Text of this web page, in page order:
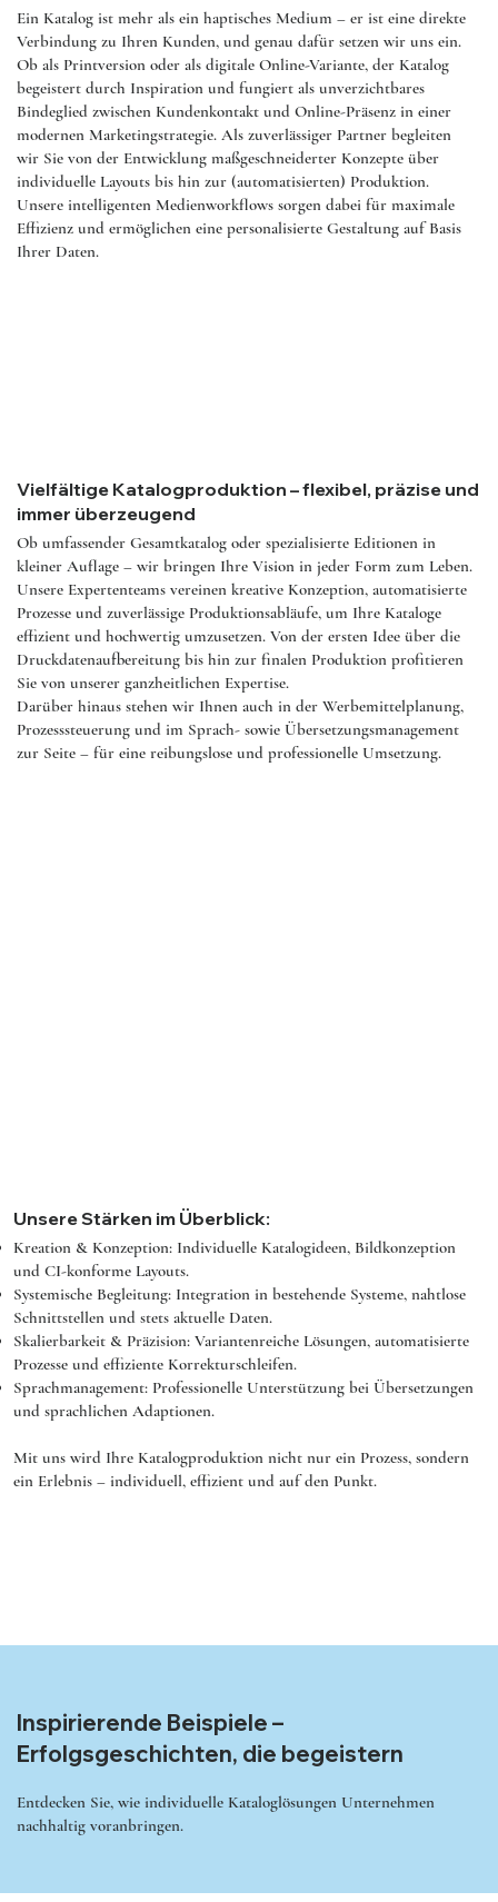
Entdecken Sie, wie individuelle Kataloglösungen Unternehmen
nachhaltig voranbringen.
Inspirierende Beispiele –
Erfolgsgeschichten, die begeistern
Ein Katalog ist mehr als ein haptisches Medium – er ist eine direkte
Verbindung zu Ihren Kunden, und genau dafür setzen wir uns ein.
Ob als Printversion oder als digitale Online-Variante, der Katalog
begeistert durch Inspiration und fungiert als unverzichtbares
Bindeglied zwischen Kundenkontakt und Online-Präsenz in einer
modernen Marketingstrategie. Als zuverlässiger Partner begleiten
wir Sie von der Entwicklung maßgeschneiderter Konzepte über
individuelle Layouts bis hin zur (automatisierten) Produktion.
Unsere intelligenten Medienworkflows sorgen dabei für maximale
Effizienz und ermöglichen eine personalisierte Gestaltung auf Basis
Ihrer Daten.
Vielfältige Katalogproduktion – flexibel, präzise und
immer überzeugend
Ob umfassender Gesamtkatalog oder spezialisierte Editionen in
kleiner Auflage – wir bringen Ihre Vision in jeder Form zum Leben.
Unsere Expertenteams vereinen kreative Konzeption, automatisierte
Prozesse und zuverlässige Produktionsabläufe, um Ihre Kataloge
effizient und hochwertig umzusetzen. Von der ersten Idee über die
Druckdatenaufbereitung bis hin zur finalen Produktion profitieren
Sie von unserer ganzheitlichen Expertise.
Darüber hinaus stehen wir Ihnen auch in der Werbemittelplanung,
Prozesssteuerung und im Sprach- sowie Übersetzungsmanagement
zur Seite – für eine reibungslose und professionelle Umsetzung.
Unsere Stärken im Überblick:
Kreation & Konzeption: Individuelle Katalogideen, Bildkonzeption
und CI-konforme Layouts.
Systemische Begleitung: Integration in bestehende Systeme, nahtlose
Schnittstellen und stets aktuelle Daten.
Skalierbarkeit & Präzision: Variantenreiche Lösungen, automatisierte
Prozesse und effiziente Korrekturschleifen.
Sprachmanagement: Professionelle Unterstützung bei Übersetzungen
und sprachlichen Adaptionen.
Mit uns wird Ihre Katalogproduktion nicht nur ein Prozess, sondern
ein Erlebnis – individuell, effizient und auf den Punkt.